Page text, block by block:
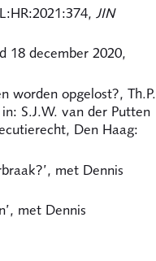
JIN
18 december 2020,
worden opgelost?, Th.P.
S.J.W. van der Putten
Den Haag:
met Dennis
met Dennis